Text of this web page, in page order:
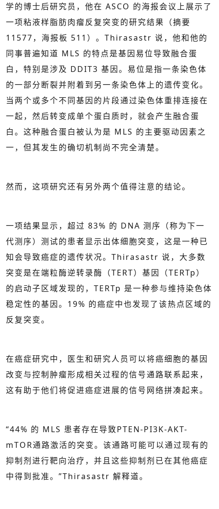
学的博士后研究员，他在 ASCO 的海报会议上展示了
一项粘液样脂肪肉瘤反复突变的研究结果（摘要
11577，海报板 511）。Thirasastr 说，他和他的
同事普遍知道 MLS 的特点是基因易位导致融合蛋
白，特别是涉及 DDIT3 基因。易位是指一条染色体
的一部分断裂并附着到另一条染色体上的遗传变化。
当两个或多个不同基因的片段通过染色体重排连接在
一起，然后转变成单个蛋白质时，就会产生融合蛋
白。这种融合蛋白被认为是 MLS 的主要驱动因素之
一，但其发生的确切机制尚不完全清楚。
然而，这项研究还有另外两个值得注意的结论。
一项结果显示，超过 83% 的 DNA 测序（称为下一
代测序）测试的患者显示出体细胞突变，这是一种已
知会导致癌症的遗传状况。Thirasastr 说，大多数
突变是在端粒酶逆转录酶（TERT）基因（TERTp）
的启动子区域发现的，TERTp 是一种参与维持染色体
稳定性的基因。19% 的癌症中也发现了该热点区域的
反复突变。
在癌症研究中，医生和研究人员可以将癌细胞的基因
改变与控制肿瘤形成相关过程的信号通路联系起来，
这有助于他们将促进癌症进展的信号网络拼凑起来。
“44% 的 MLS 患者存在导致PTEN-PI3K-AKT-
mTOR通路激活的突变。该通路可能可以通过现有的
抑制剂进行靶向治疗，并且这些抑制剂已在其他癌症
中得到批准。”Thirasastr 解释道。